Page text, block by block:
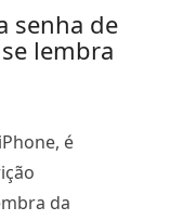
senha de
lembra
é
da